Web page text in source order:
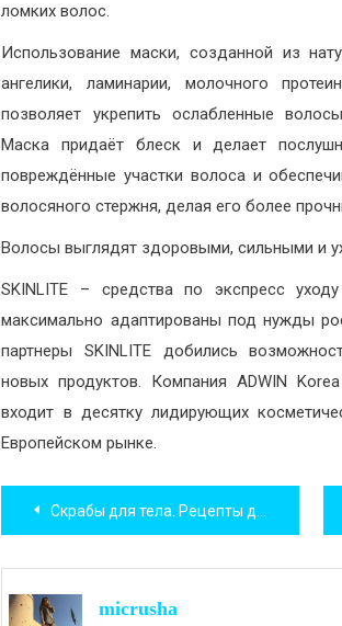
ломких волос.
Использование маски, созданной из
ангелики, ламинарии, молочного
позволяет укрепить ослабленные
Маска придаёт блеск и делает
повреждённые участки волоса и
волосяного стержня, делая его более
Волосы выглядят здоровыми, сильными и
SKINLITE – средства по экспресс
максимально адаптированы под нужды
партнеры SKINLITE добились
новых продуктов. Компания ADWIN
входит в десятку лидирующих
Европейском рынке.
Навигация
по
записям
Скрабы для тела. Рецепты домашних скрабов от целлюлита
micrusha